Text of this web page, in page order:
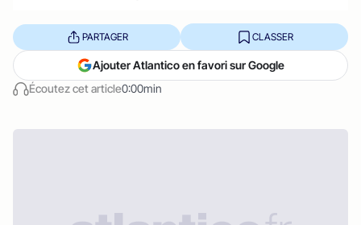
Écoutez cet article0:00min
PARTAGER CLASSER
Ajouter Atlantico en favori sur Google